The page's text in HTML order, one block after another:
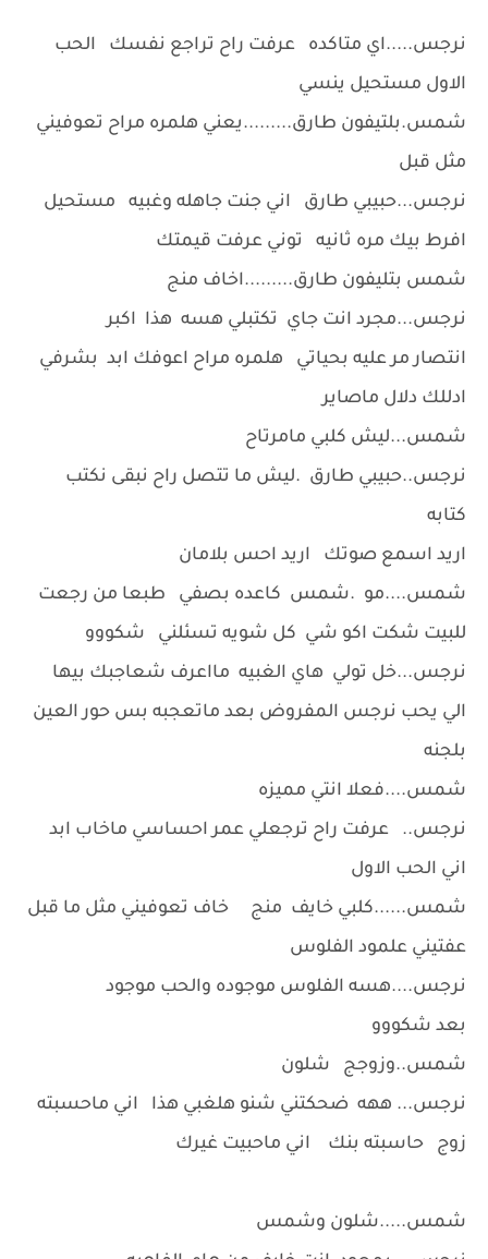
نرجس.....اي متاكده عرفت راح تراجع نفسك الحب
الاول مستحيل ينسي
شمس.بلتيفون طارق.........يعني هلمره مراح تعوفيني
مثل قبل
نرجس...حبيبي طارق اني جنت جاهله وغبيه مستحيل
افرط بيك مره ثانيه توني عرفت قيمتك
شمس بتليفون طارق.........اخاف منج
نرجس...مجرد انت جاي تكتبلي هسه هذا اكبر
انتصار مر عليه بحياتي هلمره مراح اعوفك ابد بشرفي
ادللك دلال ماصاير
شمس...ليش كلبي مامرتاح
نرجس..حبيبي طارق .ليش ما تتصل راح نبقى نكتب
كتابه
اريد اسمع صوتك اريد احس بلامان
شمس....مو .شمس كاعده بصفي طبعا من رجعت
للبيت شكت اكو شي كل شويه تسئلني شكووو
نرجس...خل تولي هاي الغبيه مااعرف شعاجبك بيها
الي يحب نرجس المفروض بعد ماتعجبه بس حور العين
بلجنه
شمس....فعلا انتي مميزه
نرجس.. عرفت راح ترجعلي عمر احساسي ماخاب ابد
اني الحب الاول
شمس......كلبي خايف منج خاف تعوفيني مثل ما قبل
عفتيني علمود الفلوس
نرجس....هسه الفلوس موجوده والحب موجود
بعد شكووو
شمس..وزوجج شلون
نرجس... ههه ضحكتني شنو هلغبي هذا اني ماحسبته
زوج حاسبته بنك اني ماحبيت غيرك
شمس.....شلون وشمس